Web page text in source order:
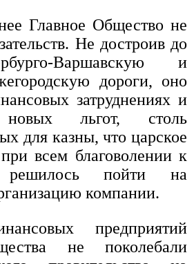
Главное Общество не
Не достроив до
Варшавскую и
дороги, оно
затруднениях и
новых льгот, столь
для казны, что царское
всем благоволении к
решилось пойти на
компании.
предприятий
не поколебали